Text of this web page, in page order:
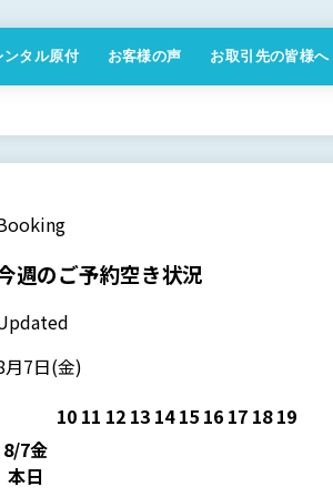
ンタル原付 お客様の声 お取引先の皆様へ